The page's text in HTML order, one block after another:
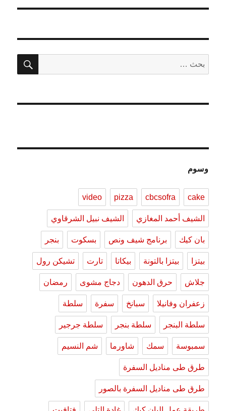
البحث
عن:
بحث
وسوم
cake
cbcsofra
pizza
video
الشيف أحمد المغازي الشيف نبيل الشرقاوي
بان كيك برنامج شيف ونص بسكوت بنجر
بيتزا بيتزا بالتونة بيكاتا تارت تشيكن رول
جلاش حرق الدهون دجاج مشوى رمضان
زعفران وفانيلا سبانخ سفرة سلطة
سلطة البنجر سلطة بنجر سلطة جرجير
سمبوسة سمك شاورما شم النسيم
طرق طى مناديل السفرة
طرق طى مناديل السفرة بالصور